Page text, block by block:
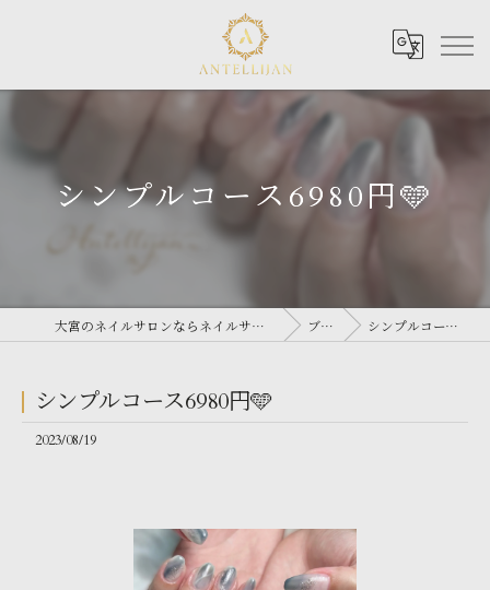
シンプルコース6980円🩵
大宮のネイルサロンならネイルサロン Antellijan 大宮 ブログ シンプルコース6980円🩵
シンプルコース6980円🩵
2023/08/19